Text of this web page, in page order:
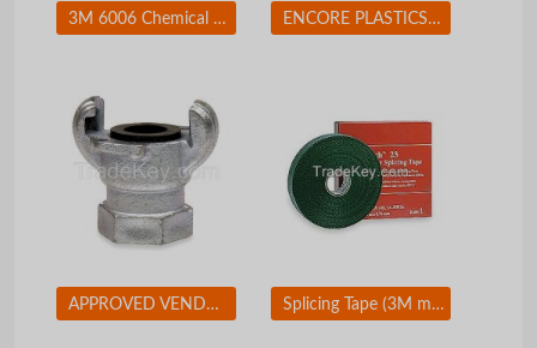
3M 6006 Chemical Cartridge Olive Bayonet PK 2 ENCORE PLASTICS 2FCA3 Paint Mix/Measure Cont. 1 qt. PK24
APPROVED VENDOR 3LX90 Coupler 1 In Size Splicing Tape (3M mil Black)